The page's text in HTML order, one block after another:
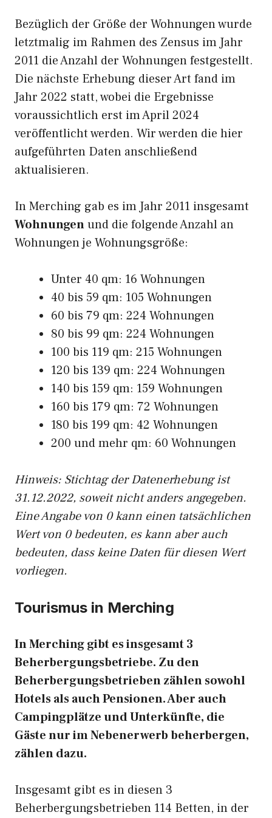
Bezüglich der Größe der Wohnungen wurde
letztmalig im Rahmen des Zensus im Jahr
2011 die Anzahl der Wohnungen festgestellt.
Die nächste Erhebung dieser Art fand im
Jahr 2022 statt, wobei die Ergebnisse
voraussichtlich erst im April 2024
veröffentlicht werden. Wir werden die hier
aufgeführten Daten anschließend
aktualisieren.
In Merching gab es im Jahr 2011 insgesamt
Wohnungenund die folgende Anzahl an
Wohnungen je Wohnungsgröße:
Unter 40 qm: 16 Wohnungen
40 bis 59 qm: 105 Wohnungen
60 bis 79 qm: 224 Wohnungen
80 bis 99 qm: 224 Wohnungen
100 bis 119 qm: 215 Wohnungen
120 bis 139 qm: 224 Wohnungen
140 bis 159 qm: 159 Wohnungen
160 bis 179 qm: 72 Wohnungen
180 bis 199 qm: 42 Wohnungen
200 und mehr qm: 60 Wohnungen
Hinweis: Stichtag der Datenerhebung ist
31.12.2022, soweit nicht anders angegeben.
Eine Angabe von 0 kann einen tatsächlichen
Wert von 0 bedeuten, es kann aber auch
bedeuten, dass keine Daten für diesen Wert
vorliegen.
Tourismus in Merching
In Merching gibt es insgesamt 3
Beherbergungsbetriebe. Zu den
Beherbergungsbetrieben zählen sowohl
Hotels als auch Pensionen. Aber auch
Campingplätze und Unterkünfte, die
Gäste nur im Nebenerwerb beherbergen,
zählen dazu.
Insgesamt gibt es in diesen 3
Beherbergungsbetrieben 114 Betten, in der